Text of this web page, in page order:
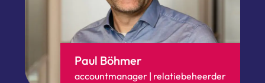
Paul Böhmer
accountmanager | relatiebeheerder